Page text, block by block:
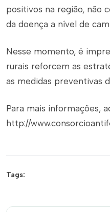
positivos na região, não
da doença a nível de
Nesse momento, é
rurais reforcem as
as medidas preventivas
Para mais informações,
http://
Tags: